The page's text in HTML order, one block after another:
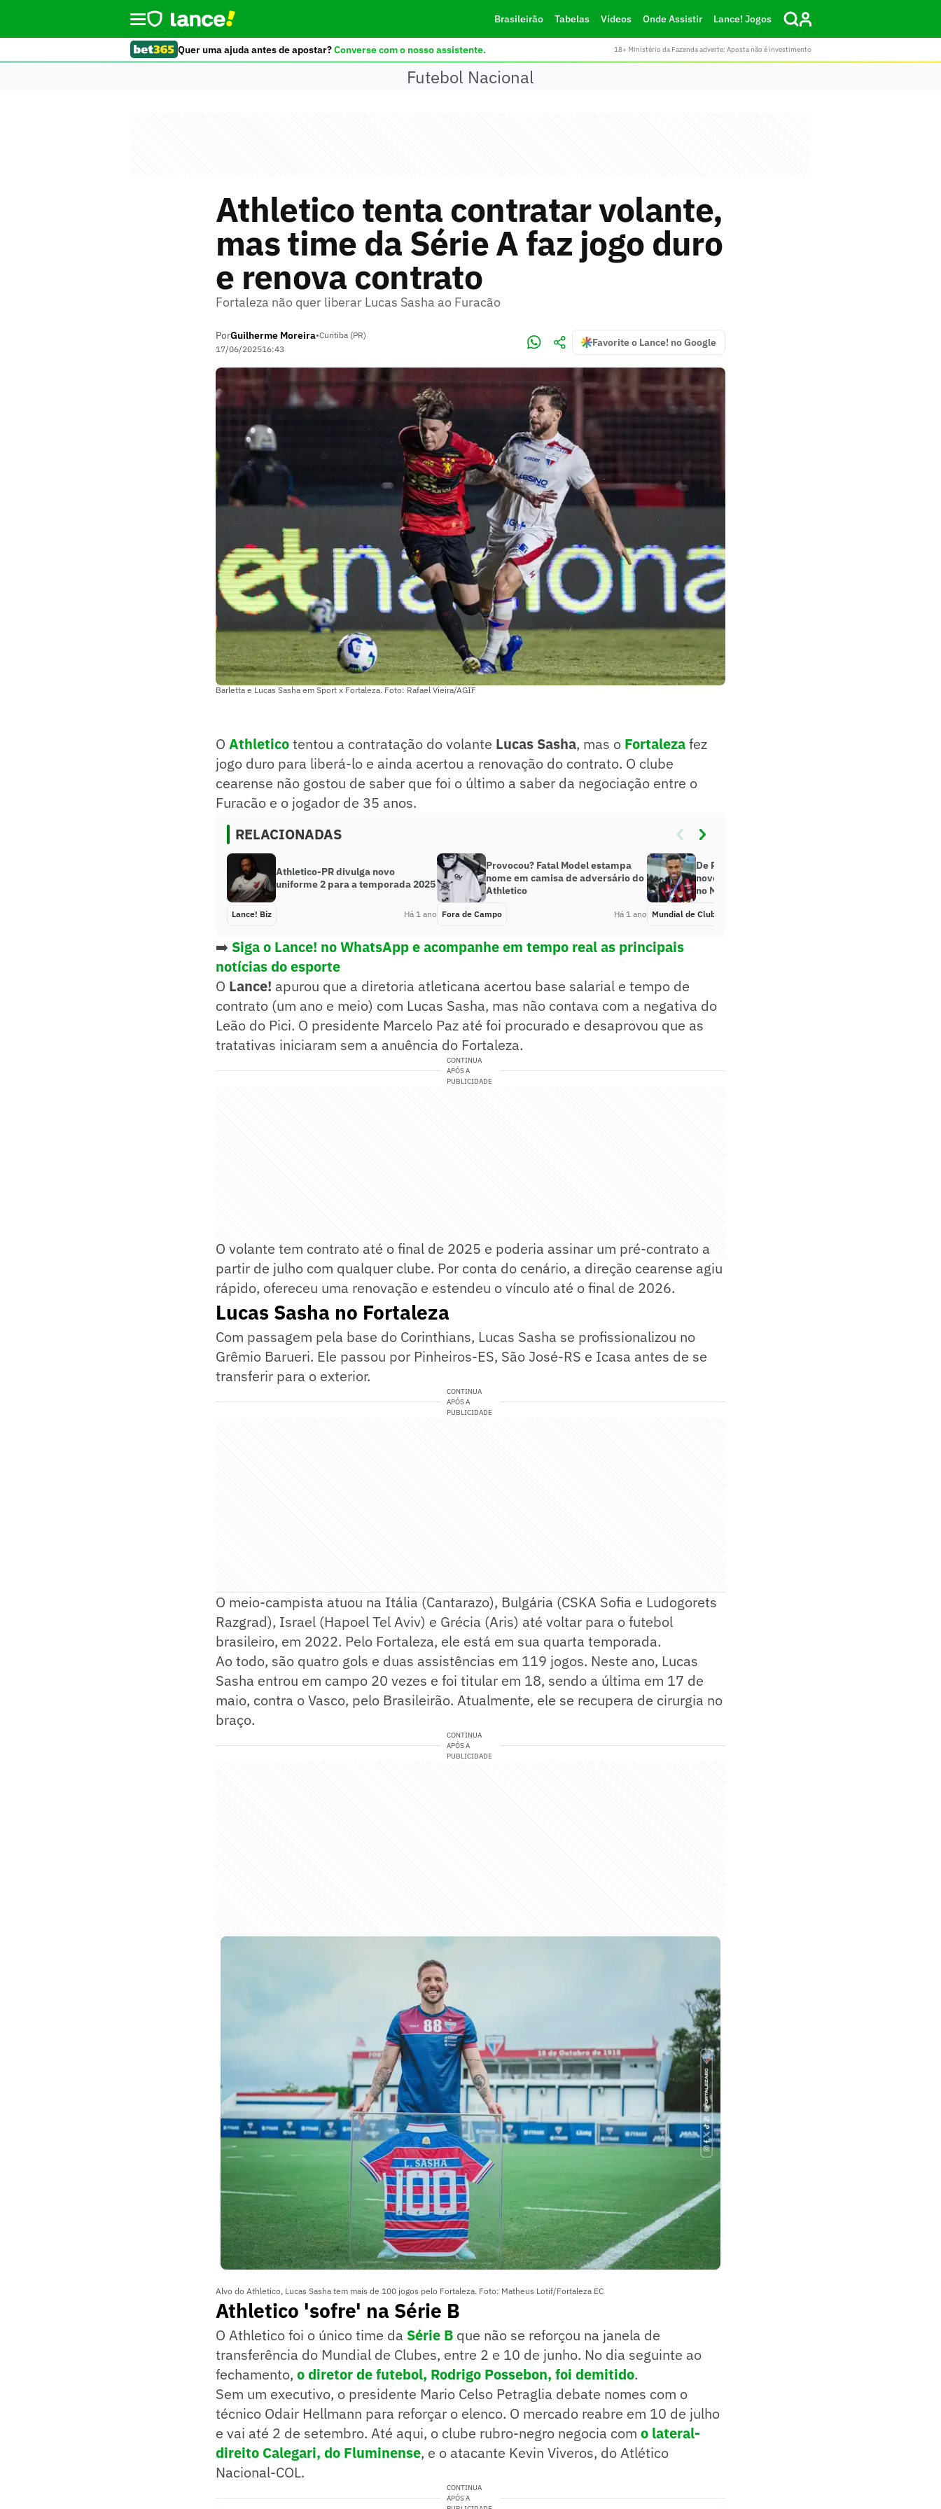
Brasileirão Tabelas Vídeos Onde Assistir Lance! Jogos
Quer uma ajuda antes de apostar?Converse com o nosso assistente. 18+ Ministério da Fazenda adverte: Aposta não é investimento
Futebol Nacional
Athletico tenta contratar volante,
mas time da Série A faz jogo duro
e renova contrato
Fortaleza não quer liberar Lucas Sasha ao Furacão
PorGuilherme Moreira•Curitiba (PR)
17/06/202516:43
Favorite o Lance! no Google
Barletta e Lucas Sasha em Sport x Fortaleza. Foto: Rafael Vieira/AGIF
O Athleticotentou a contratação do volante Lucas Sasha, mas o Fortalezafez
jogo duro para liberá-lo e ainda acertou a renovação do contrato. O clube
cearense não gostou de saber que foi o último a saber da negociação entre o
Furacão e o jogador de 35 anos.
RELACIONADAS
Athletico-PR divulga novo
uniforme 2 para a temporada 2025
Lance! Biz Há 1 ano
Provocou? Fatal Model estampa
nome em camisa de adversário do
Athletico
Fora de Campo Há 1 ano
De Renan Lodi a Raphael Veiga: as
nove crias de Athletico e Coritiba
no Mundial de Clubes
Mundial de Clubes
➡️ Siga o Lance! no WhatsApp e acompanhe em tempo real as principais
notícias do esporte
O Lance! apurou que a diretoria atleticana acertou base salarial e tempo de
contrato (um ano e meio) com Lucas Sasha, mas não contava com a negativa do
Leão do Pici. O presidente Marcelo Paz até foi procurado e desaprovou que as
tratativas iniciaram sem a anuência do Fortaleza.
CONTINUA
APÓS A
PUBLICIDADE
O volante tem contrato até o final de 2025 e poderia assinar um pré-contrato a
partir de julho com qualquer clube. Por conta do cenário, a direção cearense agiu
rápido, ofereceu uma renovação e estendeu o vínculo até o final de 2026.
Lucas Sasha no Fortaleza
Com passagem pela base do Corinthians, Lucas Sasha se profissionalizou no
Grêmio Barueri. Ele passou por Pinheiros-ES, São José-RS e Icasa antes de se
transferir para o exterior.
CONTINUA
APÓS A
PUBLICIDADE
O meio-campista atuou na Itália (Cantarazo), Bulgária (CSKA Sofia e Ludogorets
Razgrad), Israel (Hapoel Tel Aviv) e Grécia (Aris) até voltar para o futebol
brasileiro, em 2022. Pelo Fortaleza, ele está em sua quarta temporada.
Ao todo, são quatro gols e duas assistências em 119 jogos. Neste ano, Lucas
Sasha entrou em campo 20 vezes e foi titular em 18, sendo a última em 17 de
maio, contra o Vasco, pelo Brasileirão. Atualmente, ele se recupera de cirurgia no
braço.
CONTINUA
APÓS A
PUBLICIDADE
Alvo do Athletico, Lucas Sasha tem mais de 100 jogos pelo Fortaleza. Foto: Matheus Lotif/Fortaleza EC
Athletico 'sofre' na Série B
O Athletico foi o único time da Série B que não se reforçou na janela de
transferência do Mundial de Clubes, entre 2 e 10 de junho. No dia seguinte ao
fechamento, o diretor de futebol, Rodrigo Possebon, foi demitido.
Sem um executivo, o presidente Mario Celso Petraglia debate nomes com o
técnico Odair Hellmann para reforçar o elenco. O mercado reabre em 10 de julho
e vai até 2 de setembro. Até aqui, o clube rubro-negro negocia com o lateral-
direito Calegari, do Fluminense, e o atacante Kevin Viveros, do Atlético
Nacional-COL.
CONTINUA
APÓS A